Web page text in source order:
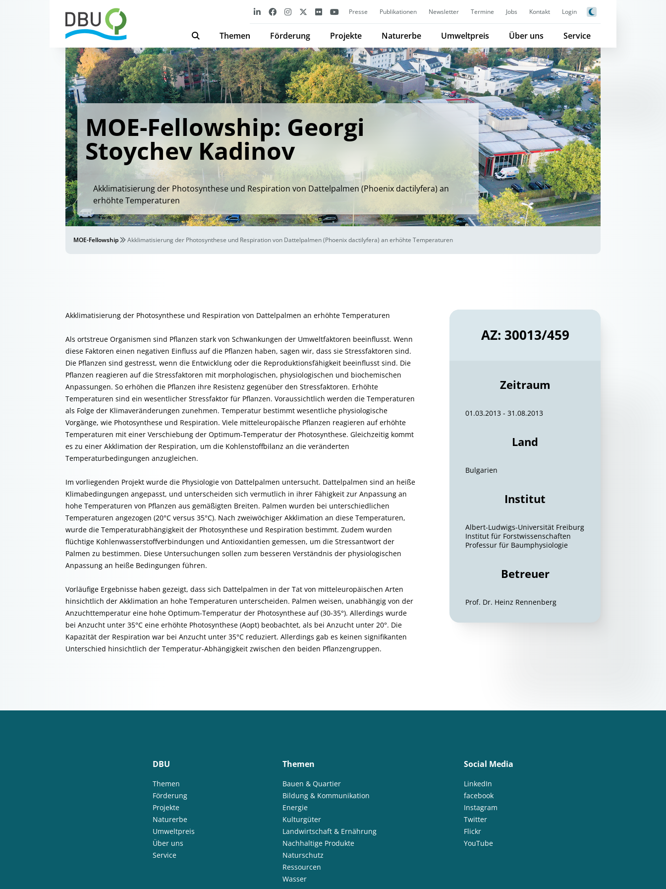
Presse Publikationen Newsletter Termine Jobs Kontakt Login
Themen Förderung Projekte Naturerbe Umweltpreis Über uns Service
MOE-Fellowship: Georgi
Stoychev Kadinov
Akklimatisierung der Photosynthese und Respiration von Dattelpalmen (Phoenix dactilyfera) an
erhöhte Temperaturen
MOE-Fellowship Akklimatisierung der Photosynthese und Respiration von Dattelpalmen (Phoenix dactilyfera) an erhöhte Temperaturen
Akklimatisierung der Photosynthese und Respiration von Dattelpalmen an erhöhte Temperaturen
Als ortstreue Organismen sind Pflanzen stark von Schwankungen der Umweltfaktoren beeinflusst. Wenn
diese Faktoren einen negativen Einfluss auf die Pflanzen haben, sagen wir, dass sie Stressfaktoren sind.
Die Pflanzen sind gestresst, wenn die Entwicklung oder die Reproduktionsfähigkeit beeinflusst sind. Die
Pflanzen reagieren auf die Stressfaktoren mit morphologischen, physiologischen und biochemischen
Anpassungen. So erhöhen die Pflanzen ihre Resistenz gegenüber den Stressfaktoren. Erhöhte
Temperaturen sind ein wesentlicher Stressfaktor für Pflanzen. Voraussichtlich werden die Temperaturen
als Folge der Klimaveränderungen zunehmen. Temperatur bestimmt wesentliche physiologische
Vorgänge, wie Photosynthese und Respiration. Viele mitteleuropäische Pflanzen reagieren auf erhöhte
Temperaturen mit einer Verschiebung der Optimum-Temperatur der Photosynthese. Gleichzeitig kommt
es zu einer Akklimation der Respiration, um die Kohlenstoffbilanz an die veränderten
Temperaturbedingungen anzugleichen.
Im vorliegenden Projekt wurde die Physiologie von Dattelpalmen untersucht. Dattelpalmen sind an heiße
Klimabedingungen angepasst, und unterscheiden sich vermutlich in ihrer Fähigkeit zur Anpassung an
hohe Temperaturen von Pflanzen aus gemäßigten Breiten. Palmen wurden bei unterschiedlichen
Temperaturen angezogen (20°C versus 35°C). Nach zweiwöchiger Akklimation an diese Temperaturen,
wurde die Temperaturabhängigkeit der Photosynthese und Respiration bestimmt. Zudem wurden
flüchtige Kohlenwasserstoffverbindungen und Antioxidantien gemessen, um die Stressantwort der
Palmen zu bestimmen. Diese Untersuchungen sollen zum besseren Verständnis der physiologischen
Anpassung an heiße Bedingungen führen.
Vorläufige Ergebnisse haben gezeigt, dass sich Dattelpalmen in der Tat von mitteleuropäischen Arten
hinsichtlich der Akklimation an hohe Temperaturen unterscheiden. Palmen weisen, unabhängig von der
Anzuchttemperatur eine hohe Optimum-Temperatur der Photosynthese auf (30-35°). Allerdings wurde
bei Anzucht unter 35°C eine erhöhte Photosynthese (Aopt) beobachtet, als bei Anzucht unter 20°. Die
Kapazität der Respiration war bei Anzucht unter 35°C reduziert. Allerdings gab es keinen signifikanten
Unterschied hinsichtlich der Temperatur-Abhängigkeit zwischen den beiden Pflanzengruppen.
AZ: 30013/459
Zeitraum
01.03.2013 - 31.08.2013
Land
Bulgarien
Institut
Albert-Ludwigs-Universität Freiburg
Institut für Forstwissenschaften
Professur für Baumphysiologie
Betreuer
Prof. Dr. Heinz Rennenberg
DBU
Themen
Förderung
Projekte
Naturerbe
Umweltpreis
Über uns
Service
Themen
Bauen & Quartier
Bildung & Kommunikation
Energie
Kulturgüter
Landwirtschaft & Ernährung
Nachhaltige Produkte
Naturschutz
Ressourcen
Wasser
Social Media
LinkedIn
facebook
Instagram
Twitter
Flickr
YouTube